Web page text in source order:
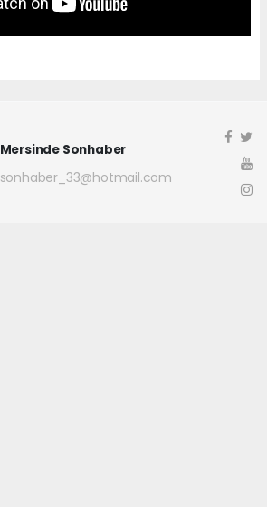
Mersinde Sonhaber
sonhaber_33@hotmail.com